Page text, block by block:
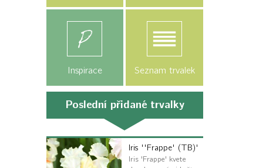
Inspirace Seznam trvalek
Poslední přidané trvalky
Iris ''Frappe' (TB)'
Iris 'Frappe' kvete